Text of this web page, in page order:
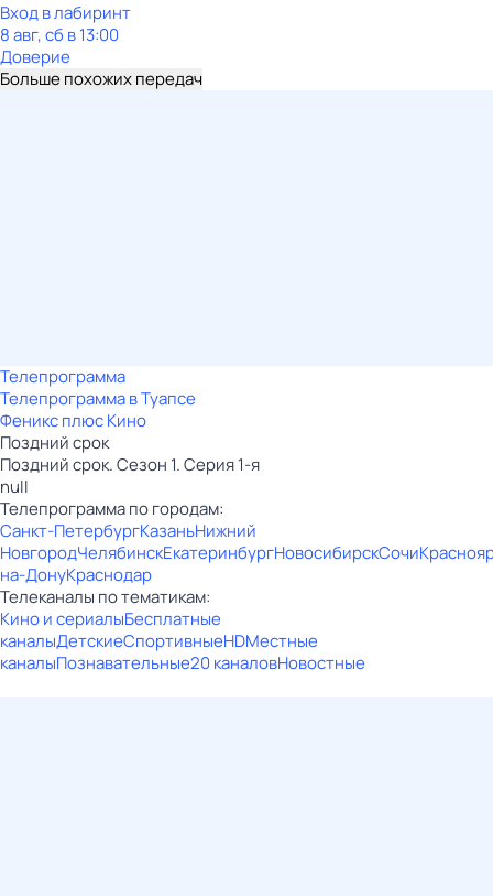
Вход в лабиринт
8 авг, сб в 13:00
Доверие
Больше похожих передач
Телепрограмма
Телепрограмма в Туапсе
Феникс плюс Кино
Поздний срок
Поздний срок. Сезон 1. Серия 1-я
null
Телепрограмма по городам:
Санкт-ПетербургКазаньНижний
НовгородЧелябинскЕкатеринбургНовосибирскСочи
на-ДонуКраснодар
Телеканалы по тематикам:
Кино и сериалыБесплатные
каналыДетскиеСпортивныеHDМестные
каналыПознавательные20 каналовНовостные